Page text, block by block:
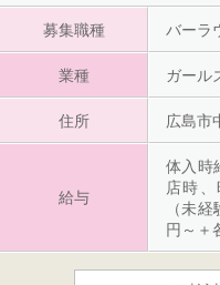
で、多
らして
さんが
ていた
備で、
募集職種 バーラ
業種 ガール
住所 広島市
給与
体入時
店時
（未
円～＋